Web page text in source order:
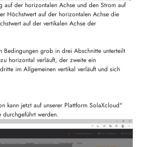
auf der horizontalen Achse und den Strom auf
Höchstwert auf der horizontalen Achse die
auf der vertikalen Achse der
Bedingungen grob in drei Abschnitte unterteilt
horizontal verläuft, der zweite ein
im Allgemeinen vertikal verläuft und sich
kann jetzt auf unserer Plattform SolaXcloud"
werden.